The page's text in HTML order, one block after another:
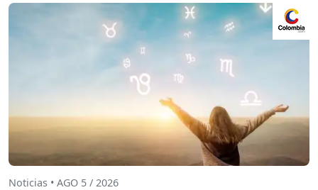
Noticias • AGO 5 / 2026